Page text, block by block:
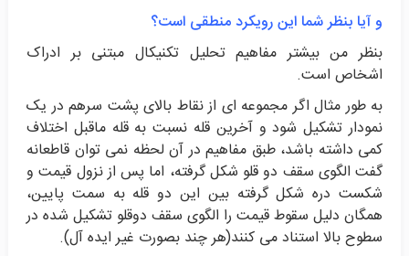
و آیا بنظر شما این رویکرد منطقی است؟
بنظر من بیشتر مفاهیم تحلیل تکنیکال مبتنی بر ادراک
اشخاص است.
به طور مثال اگر مجموعه ای از نقاط بالای پشت سرهم در یک
نمودار تشکیل شود و آخرین قله نسبت به قله ماقبل اختلاف
کمی داشته باشد، طبق مفاهیم در آن لحظه نمی توان قاطعانه
گفت الگوی سقف دو قلو شکل گرفته، اما پس از نزول قیمت و
شکست دره شکل گرفته بین این دو قله به سمت پایین،
همگان دلیل سقوط قیمت را الگوی سقف دوقلو تشکیل شده در
سطوح بالا استناد می کنند(هر چند بصورت غیر ایده آل).